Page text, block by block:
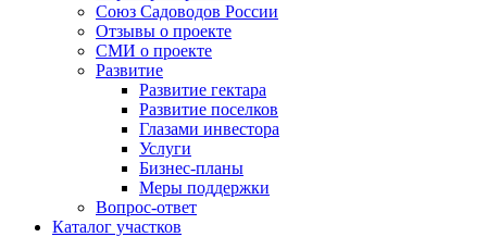
Союз Садоводов России
Отзывы о проекте
СМИ о проекте
Развитие
Развитие гектара
Развитие поселков
Глазами инвестора
Услуги
Бизнес-планы
Меры поддержки
Вопрос-ответ
Каталог участков